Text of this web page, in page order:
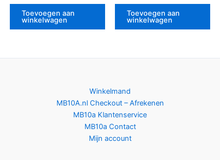
Toevoegen aan
winkelwagen
Toevoegen aan
winkelwagen
Winkelmand
MB10A.nl Checkout – Afrekenen
MB10a Klantenservice
MB10a Contact
Mijn account